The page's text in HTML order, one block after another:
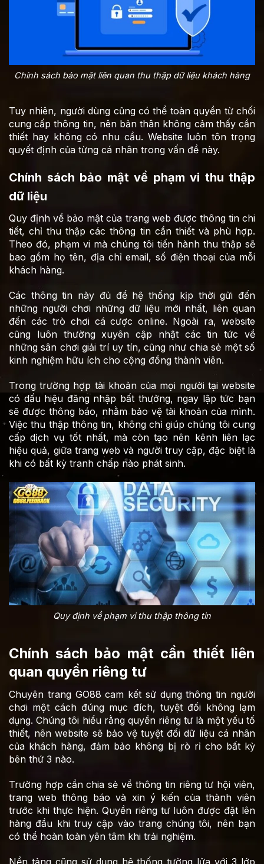
Chính sách bảo mật liên quan thu thập dữ liệu khách hàng
Tuy nhiên, người dùng cũng có thể toàn quyền từ chối
cung cấp thông tin, nên bản thân không cảm thấy cần
thiết hay không có nhu cầu. Website luôn tôn trọng
quyết định của từng cá nhân trong vấn đề này.
Chính sách bảo mật về phạm vi thu thập
dữ liệu
Quy định về bảo mật của trang web được thông tin chi
tiết, chỉ thu thập các thông tin cần thiết và phù hợp.
Theo đó, phạm vi mà chúng tôi tiến hành thu thập sẽ
bao gồm họ tên, địa chỉ email, số điện thoại của mỗi
khách hàng.
Các thông tin này đủ để hệ thống kịp thời gửi đến
những người chơi những dữ liệu mới nhất, liên quan
đến các trò chơi cá cược online. Ngoài ra, website
cũng luôn thường xuyên cập nhật các tin tức về
những sân chơi giải trí uy tín, cũng như chia sẻ một số
kinh nghiệm hữu ích cho cộng đồng thành viên.
Trong trường hợp tài khoản của mọi người tại website
có dấu hiệu đăng nhập bất thưởng, ngay lập tức bạn
sẽ được thông báo, nhằm bảo vệ tài khoản của mình.
Việc thu thập thông tin, không chỉ giúp chúng tôi cung
cấp dịch vụ tốt nhất, mà còn tạo nên kênh liên lạc
hiệu quả, giữa trang web và người truy cập, đặc biệt là
khi có bất kỳ tranh chấp nào phát sinh.
Quy định về phạm vi thu thập thông tin
Chính sách bảo mật cần thiết liên
quan quyền riêng tư
Chuyên trang GO88 cam kết sử dụng thông tin người
chơi một cách đúng mục đích, tuyệt đối không lạm
dụng. Chúng tôi hiểu rằng quyền riêng tư là một yếu tố
thiết, nên website sẽ bảo vệ tuyệt đối dữ liệu cá nhân
của khách hàng, đảm bảo không bị rò rỉ cho bất kỳ
bên thứ 3 nào.
Trường hợp cần chia sẻ về thông tin riêng tư hội viên,
trang web thông báo và xin ý kiến của thành viên
trước khi thực hiện. Quyền riêng tư luôn được đặt lên
hàng đầu khi truy cập vào trang chúng tôi, nên bạn
có thể hoàn toàn yên tâm khi trải nghiệm.
Nền tảng cũng sử dụng hệ thống tường lửa với 3 lớp